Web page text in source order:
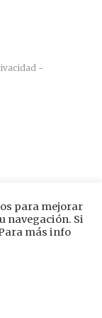
-
para mejorar
navegación. Si
más info